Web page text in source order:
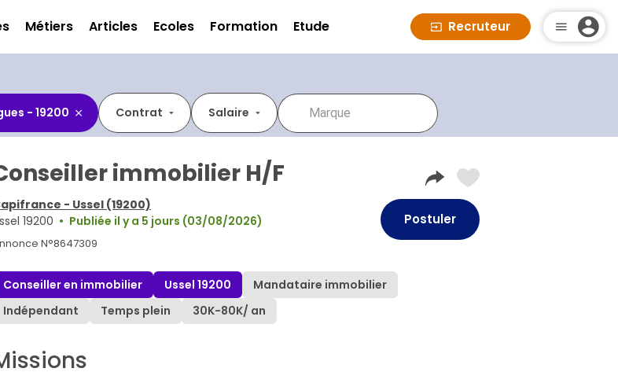
Métiers Articles Ecoles Formation Etude Recruteur
- 19200 Contrat Salaire
immobilier H/F
- Ussel (19200)
19200
Publiée il y a 5 jours (03/08/2026)
N°8647309
Postuler
Conseiller en immobilier Ussel 19200
Mandataire immobilier
Indépendant
Temps plein 30K-80K/ an